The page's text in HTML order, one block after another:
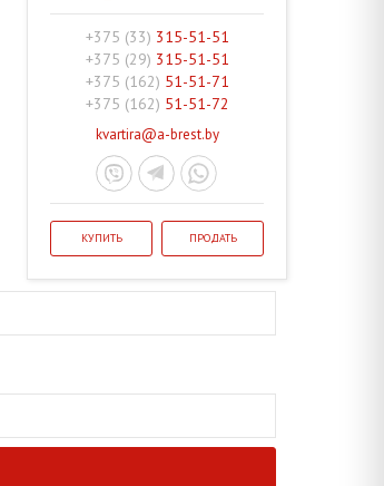
+375 (33) 315-51-51
+375 (29) 315-51-51
+375 (162) 51-51-71
+375 (162) 51-51-72
kvartira@a-brest.by
КУПИТЬ ПРОДАТЬ